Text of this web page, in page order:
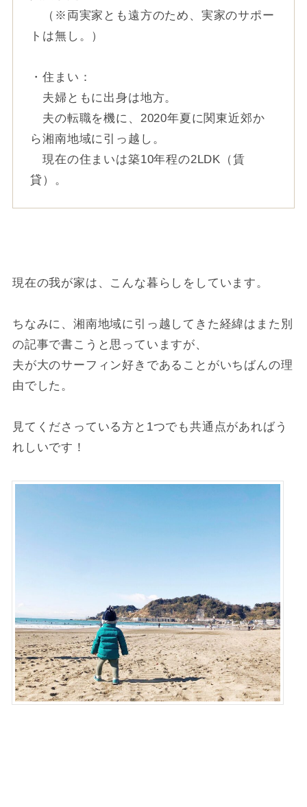
（※両実家とも遠方のため、実家のサポー
トは無し。）
・住まい：
夫婦ともに出身は地方。
夫の転職を機に、2020年夏に関東近郊か
ら湘南地域に引っ越し。
現在の住まいは築10年程の2LDK（賃
貸）。
現在の我が家は、こんな暮らしをしています。
ちなみに、湘南地域に引っ越してきた経緯はまた別
の記事で書こうと思っていますが、
夫が大のサーフィン好きであることがいちばんの理
由でした。
見てくださっている方と1つでも共通点があればう
れしいです！